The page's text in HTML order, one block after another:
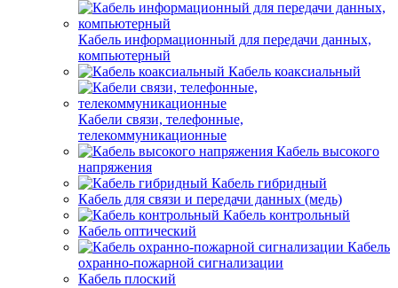
Кабель информационный для передачи данных,
компьютерный
Кабель коаксиальный
Кабели связи, телефонные,
телекоммуникационные
Кабель высокого
напряжения
Кабель гибридный
Кабель для связи и передачи данных (медь)
Кабель контрольный
Кабель оптический
Кабель
охранно-пожарной сигнализации
Кабель плоский